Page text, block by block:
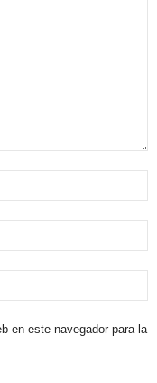
en este navegador para la